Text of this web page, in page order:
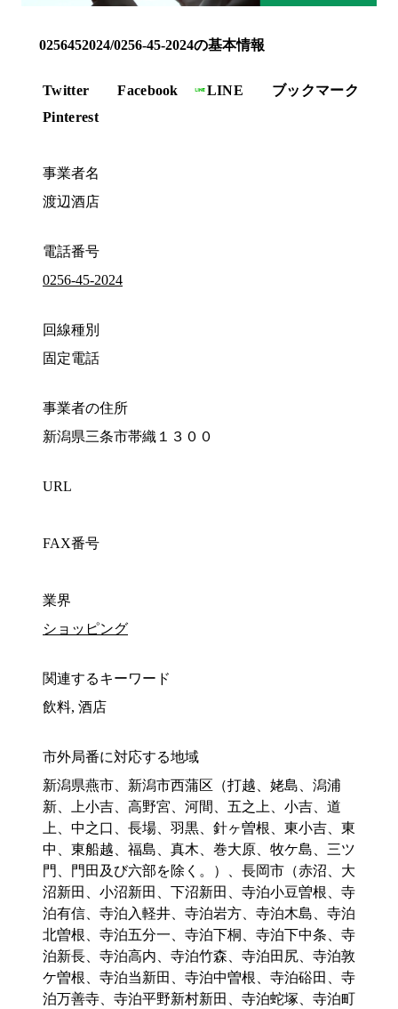
0256452024/0256-45-2024の基本情報
Twitter Facebook LINE
ブックマーク
Pinterest
事業者名
渡辺酒店
電話番号
0256-45-2024
回線種別
固定電話
事業者の住所
新潟県三条市帯織１３００
URL
FAX番号
業界
ショッピング
関連するキーワード
飲料, 酒店
市外局番に対応する地域
新潟県燕市、新潟市西蒲区（打越、姥島、潟浦
新、上小吉、高野宮、河間、五之上、小吉、道
上、中之口、長場、羽黒、針ヶ曽根、東小吉、東
中、東船越、福島、真木、巻大原、牧ケ島、三ツ
門、門田及び六部を除く。）、長岡市（赤沼、大
沼新田、小沼新田、下沼新田、寺泊小豆曽根、寺
泊有信、寺泊入軽井、寺泊岩方、寺泊木島、寺泊
北曽根、寺泊五分一、寺泊下桐、寺泊下中条、寺
泊新長、寺泊高内、寺泊竹森、寺泊田尻、寺泊敦
ケ曽根、寺泊当新田、寺泊中曽根、寺泊硲田、寺
泊万善寺、寺泊平野新村新田、寺泊蛇塚、寺泊町